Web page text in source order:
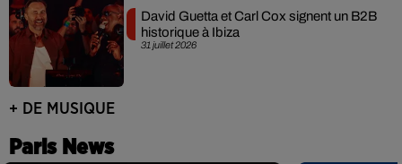
31 juillet 2026
David Guetta et Carl Cox signent un B2B
historique à Ibiza
+ DE MUSIQUE
Paris News